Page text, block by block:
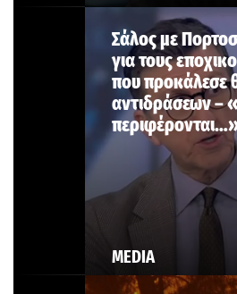
MEDIA
Σάλος με
για τους
που προκάλεσε
αντιδράσεων –